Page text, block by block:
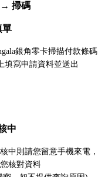
→ 掃碼
銀角零卡掃描付款條碼
填寫申請資料並送出
中
中則請您留意手機來電，
核對資料